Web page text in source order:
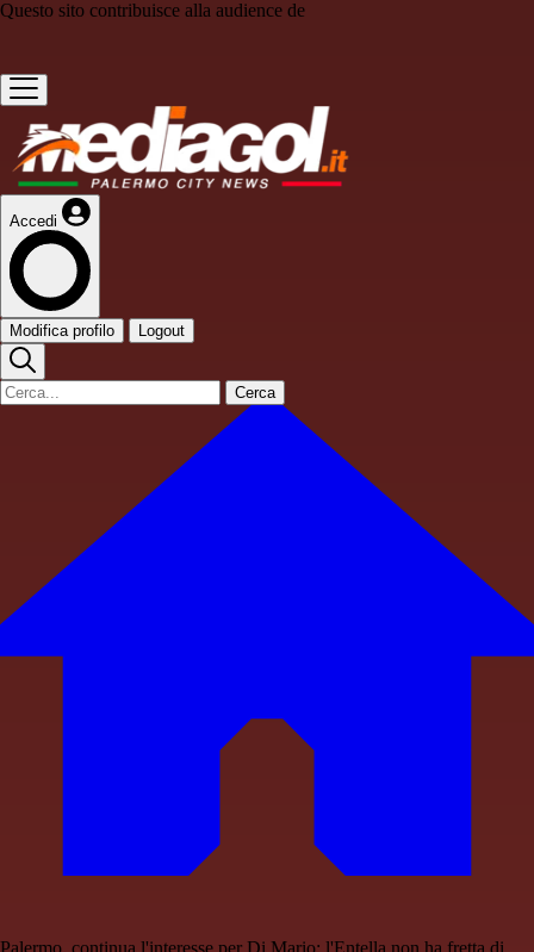
Questo sito contribuisce alla audience de
Accedi
Modifica profilo Logout
Cerca